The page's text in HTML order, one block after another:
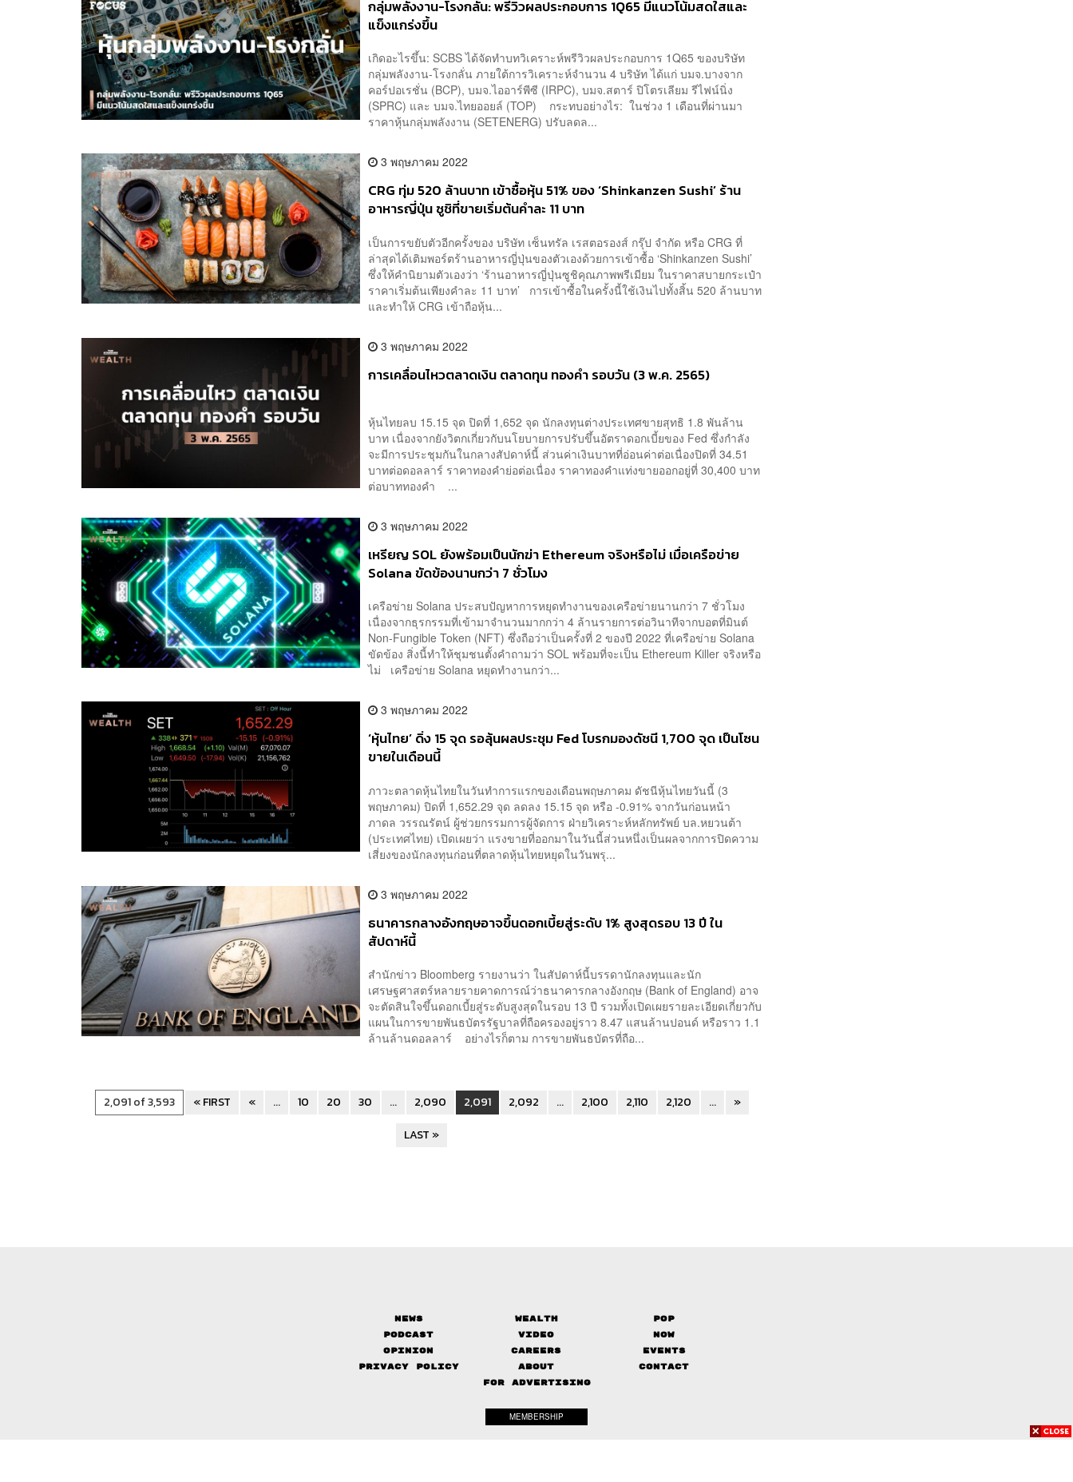
กลุ่มพลังงาน-โรงกลั่น: พรีวิวผลประกอบการ 1Q65 มีแนวโน้มสดใสและ
แข็งแกร่งขึ้น
เกิดอะไรขึ้น: SCBS ได้จัดทำบทวิเคราะห์พรีวิวผลประกอบการ 1Q65 ของบริษัท
กลุ่มพลังงาน-โรงกลั่น ภายใต้การวิเคราะห์จำนวน 4 บริษัท ได้แก่ บมจ.บางจาก
คอร์ปอเรชั่น (BCP), บมจ.ไออาร์พีซี (IRPC), บมจ.สตาร์ ปิโตรเลียม รีไฟน์นิ่ง
(SPRC) และ บมจ.ไทยออยล์ (TOP) กระทบอย่างไร: ในช่วง 1 เดือนที่ผ่านมา
ราคาหุ้นกลุ่มพลังงาน (SETENERG) ปรับลดล...
3 พฤษภาคม 2022
CRG ทุ่ม 520 ล้านบาท เข้าซื้อหุ้น 51% ของ ‘Shinkanzen Sushi’ ร้าน
อาหารญี่ปุ่น ซูชิที่ขายเริ่มต้นคำละ 11 บาท
เป็นการขยับตัวอีกครั้งของ บริษัท เซ็นทรัล เรสตอรองส์ กรุ๊ป จำกัด หรือ CRG ที่
ล่าสุดได้เติมพอร์ตร้านอาหารญี่ปุ่นของตัวเองด้วยการเข้าซื้อ ‘Shinkanzen Sushi’
ซึ่งให้คำนิยามตัวเองว่า ‘ร้านอาหารญี่ปุ่นซูชิคุณภาพพรีเมียม ในราคาสบายกระเป๋า
ราคาเริ่มต้นเพียงคำละ 11 บาท’ การเข้าซื้อในครั้งนี้ใช้เงินไปทั้งสิ้น 520 ล้านบาท
และทำให้ CRG เข้าถือหุ้น...
3 พฤษภาคม 2022
การเคลื่อนไหวตลาดเงิน ตลาดทุน ทองคำ รอบวัน (3 พ.ค. 2565)
หุ้นไทยลบ 15.15 จุด ปิดที่ 1,652 จุด นักลงทุนต่างประเทศขายสุทธิ 1.8 พันล้าน
บาท เนื่องจากยังวิตกเกี่ยวกับนโยบายการปรับขึ้นอัตราดอกเบี้ยของ Fed ซึ่งกำลัง
จะมีการประชุมกันในกลางสัปดาห์นี้ ส่วนค่าเงินบาทที่อ่อนค่าต่อเนื่องปิดที่ 34.51
บาทต่อดอลลาร์ ราคาทองคำย่อต่อเนื่อง ราคาทองคำแท่งขายออกอยู่ที่ 30,400 บาท
ต่อบาททองคำ ...
3 พฤษภาคม 2022
เหรียญ SOL ยังพร้อมเป็นนักฆ่า Ethereum จริงหรือไม่ เมื่อเครือข่าย
Solana ขัดข้องนานกว่า 7 ชั่วโมง
เครือข่าย Solana ประสบปัญหาการหยุดทำงานของเครือข่ายนานกว่า 7 ชั่วโมง
เนื่องจากธุรกรรมที่เข้ามาจำนวนมากกว่า 4 ล้านรายการต่อวินาทีจากบอตที่มินต์
Non-Fungible Token (NFT) ซึ่งถือว่าเป็นครั้งที่ 2 ของปี 2022 ที่เครือข่าย Solana
ขัดข้อง สิ่งนี้ทำให้ชุมชนตั้งคำถามว่า SOL พร้อมที่จะเป็น Ethereum Killer จริงหรือ
ไม่ เครือข่าย Solana หยุดทำงานกว่า...
3 พฤษภาคม 2022
‘หุ้นไทย’ ดิ่ง 15 จุด รอลุ้นผลประชุม Fed โบรกมองดัชนี 1,700 จุด เป็นโซน
ขายในเดือนนี้
ภาวะตลาดหุ้นไทยในวันทำการแรกของเดือนพฤษภาคม ดัชนีหุ้นไทยวันนี้ (3
พฤษภาคม) ปิดที่ 1,652.29 จุด ลดลง 15.15 จุด หรือ -0.91% จากวันก่อนหน้า
ภาดล วรรณรัตน์ ผู้ช่วยกรรมการผู้จัดการ ฝ่ายวิเคราะห์หลักทรัพย์ บล.หยวนต้า
(ประเทศไทย) เปิดเผยว่า แรงขายที่ออกมาในวันนี้ส่วนหนึ่งเป็นผลจากการปิดความ
เสี่ยงของนักลงทุนก่อนที่ตลาดหุ้นไทยหยุดในวันพรุ...
3 พฤษภาคม 2022
ธนาคารกลางอังกฤษอาจขึ้นดอกเบี้ยสู่ระดับ 1% สูงสุดรอบ 13 ปี ใน
สัปดาห์นี้
สำนักข่าว Bloomberg รายงานว่า ในสัปดาห์นี้บรรดานักลงทุนและนัก
เศรษฐศาสตร์หลายรายคาดการณ์ว่าธนาคารกลางอังกฤษ (Bank of England) อาจ
จะตัดสินใจขึ้นดอกเบี้ยสู่ระดับสูงสุดในรอบ 13 ปี รวมทั้งเปิดเผยรายละเอียดเกี่ยวกับ
แผนในการขายพันธบัตรรัฐบาลที่ถือครองอยู่ราว 8.47 แสนล้านปอนด์ หรือราว 1.1
ล้านล้านดอลลาร์ อย่างไรก็ตาม การขายพันธบัตรที่ถือ...
2,091 of 3,593 « FIRST « ... 10 20 30 ... 2,090 2,091 2,092 ... 2,100 2,110 2,120 ...
»
LAST »
News Wealth
Pop
Podcast
Video
Now
Opinion
Careers
Events
Privacy Policy
About
Contact
FOR ADVERTISING
MEMBERSHIP